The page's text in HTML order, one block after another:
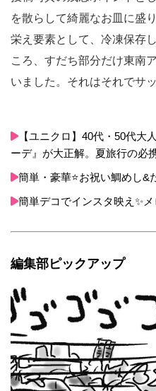
を散らして綺麗なお皿に盛
栄え要素として、冷凍保存
ころ、すだち部分だけ東南
いました。それはそれでサ
【ユニクロ】40代・50代大
ーデ』が大正解。夏旅行の必
簡単・豪華⭐️お祝い鯛めし&
簡単デコでインスタ映え✨
編集部ピックアップ